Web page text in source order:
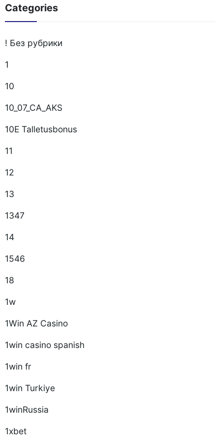
Categories
! Без рубрики
1
10
10_07_CA_AKS
10E Talletusbonus
11
12
13
1347
14
1546
18
1w
1Win AZ Casino
1win casino spanish
1win fr
1win Turkiye
1winRussia
1xbet